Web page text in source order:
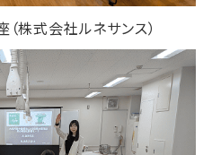
株式会社ルネサンス）